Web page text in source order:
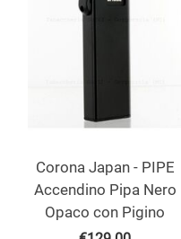
Corona Japan - PIPE
Accendino Pipa Nero
Opaco con Pigino